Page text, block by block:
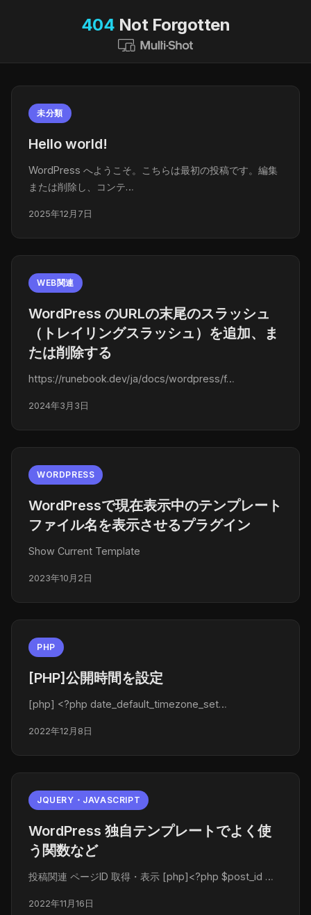
404 Not Forgotten
未分類
Hello world!
WordPress へようこそ。こちらは最初の投稿です。編集
または削除し、コンテ…
2025年12月7日
WEB関連
WordPress のURLの末尾のスラッシュ
（トレイリングスラッシュ）を追加、ま
たは削除する
https://runebook.dev/ja/docs/wordpress/f…
2024年3月3日
WORDPRESS
WordPressで現在表示中のテンプレート
ファイル名を表示させるプラグイン
Show Current Template
2023年10月2日
PHP
[PHP]公開時間を設定
[php] <?php date_default_timezone_set…
2022年12月8日
JQUERY・JAVASCRIPT
WordPress 独自テンプレートでよく使
う関数など
投稿関連 ページID 取得・表示 [php]<?php $post_id …
2022年11月16日